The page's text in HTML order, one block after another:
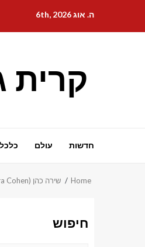
content
ה. אוג 6th, 2026
קרית
חדשות עולם
Home שירה כהן (Shira Cohen)
חיפוש